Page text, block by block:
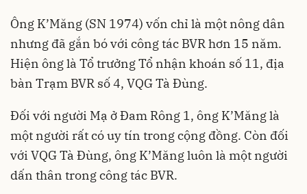
Ông K’Măng (SN 1974) vốn chỉ là một nông dân
nhưng đã gắn bó với công tác BVR hơn 15 năm.
Hiện ông là Tổ trưởng Tổ nhận khoán số 11, địa
bàn Trạm BVR số 4, VQG Tà Đùng.
Đối với người Mạ ở Đam Rông 1, ông K’Măng là
một người rất có uy tín trong cộng đồng. Còn đối
với VQG Tà Đùng, ông K’Măng luôn là một người
dấn thân trong công tác BVR.